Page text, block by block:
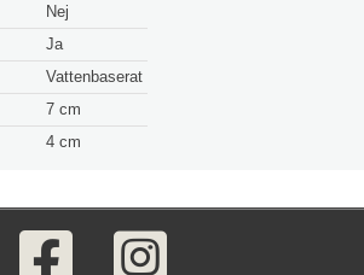
Nej
Ja
Vattenbaserat
7 cm
4 cm